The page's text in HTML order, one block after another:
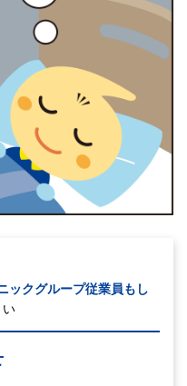
ックグループ従業員もし
い